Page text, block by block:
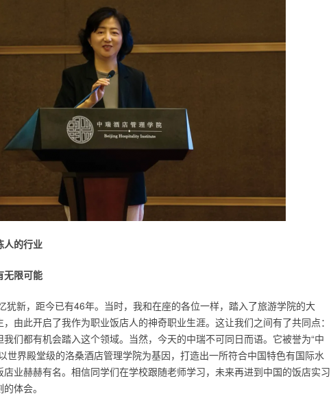
人的行业
无限可能
犹新，距今已有46年。当时，我和在座的各位一样，踏入了旅游学院的大
由此开启了我作为职业饭店人的神奇职业生涯。这让我们之间有了共同点：
们都有机会踏入这个领域。当然，今天的中瑞不可同日而语。它被誉为“中
世界殿堂级的洛桑酒店管理学院为基因，打造出一所符合中国特色有国际水
业赫赫有名。相信同学们在学校跟随老师学习，未来再进到中国的饭店实习
体会。